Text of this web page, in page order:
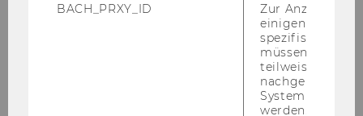
Gebäude AD
BACH_PRXY_ID
Zur Anzeige von
einigen WU-
spezifischen
müssen
teilweise von
nachgelagerten
System
werden.